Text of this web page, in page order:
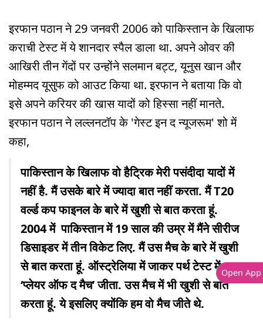
इरफान पठान ने 29 जनवरी 2006 को पाकिस्तान के खिलाफ
कराची टेस्ट में ये शानदार स्पैल डाला था. अपने ओवर की
आखिरी तीन गेंदों पर उन्होंने सलमान बट्ट, यूनुस खान और
मोहम्मद यूसुफ को आउट किया था. इरफान ने बताया कि वो
इसे अपने करियर की खास यादों को हिस्सा नहीं मानते.
इरफान पठान ने लल्लनटॉप के 'गेस्ट इन द न्यूजरूम' शो में
कहा,
पाकिस्तान के खिलाफ वो हैट्रिक मेरी पसंदीदा यादों में
नहीं है. मैं उसके बारे में ज्यादा बात नहीं करता. मैं T20
वर्ल्ड कप फाइनल के बारे में खुशी से बात करता हूं.
2004 में पाकिस्तान में 19 साल की उम्र में मैंने सीरीज
डिसाइडर में तीन विकेट लिए. मैं उस मैच के बारे में खुशी
से बात करता हूं. ऑस्ट्रेलिया में जाकर पर्थ टेस्ट में
‘प्लेयर ऑफ द मैच’ जीता. उस मैच में भी खुशी से बात
करता हूं. ये इसलिए क्योंकि हम वो मैच जीते थे.
Open App